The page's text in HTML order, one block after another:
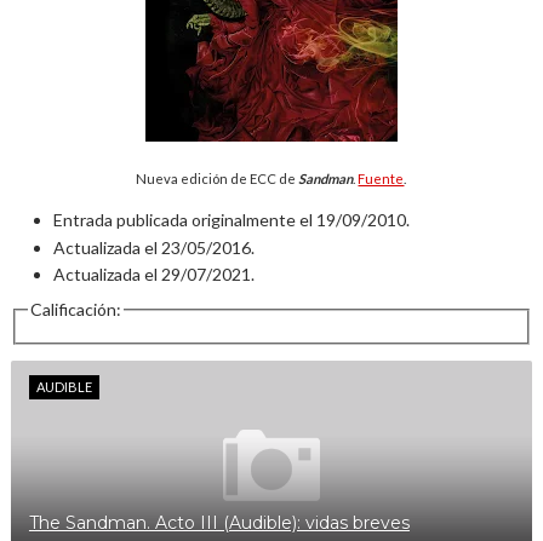
Nueva edición de ECC deSandman.Fuente
Entrada publicada originalmente el 19/09/2010.
Actualizada el 23/05/2016.
Actualizada el 29/07/2021.
Calificación:
AUDIBLE
The Sandman. Acto III (Audible): vidas breves